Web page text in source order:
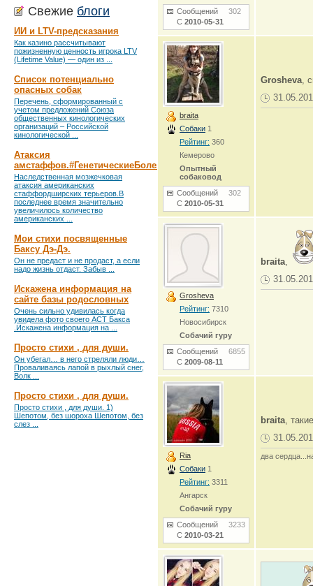
Свежие блоги
ИИ и LTV-предсказания
Как казино рассчитывают
пожизненную ценность игрока LTV
(Lifetime Value) — один из ...
Список потенциально
опасных собак
Перечень, сформированный с
учетом предложений Союза
общественных кинологических
организаций – Российской
кинологической ...
Атаксия
амстаффов.#ГенетическиеБолезни
Наследственная мозжечковая
атаксия американских
стаффордширских терьеров.В
последнее время значительно
увеличилось количество
американских ...
Мои стихи посвященные
Баксу Дэ-Дэ.
Он не предаст и не продаст, а если
надо жизнь отдаст. Забыв ...
Искажена информация на
сайте базы родословных
Очень сильно удивилась когда
увидела фото своего АСТ Бакса
.Искажена информация на ...
Просто стихи , для души.
Он убегал… в него стреляли люди…
Проваливаясь лапой в рыхлый снег,
Волк ...
Просто стихи , для души.
Просто стихи , для души. 1)
Шепотом, без шороха Шепотом, без
слез ...
Сообщений 302
С 2010-05-31
braita
Собаки 1
Рейтинг: 360
Кемерово
Опытный
собаковод
Сообщений 302
С 2010-05-31
Grosheva,
Grosheva
Рейтинг: 7310
Новосибирск
Собачий гуру
Сообщений 6855
С 2009-08-11
braita,
Ria
Собаки 1
Рейтинг: 3311
Ангарск
Собачий гуру
Сообщений 3233
С 2010-03-21
braita,
два